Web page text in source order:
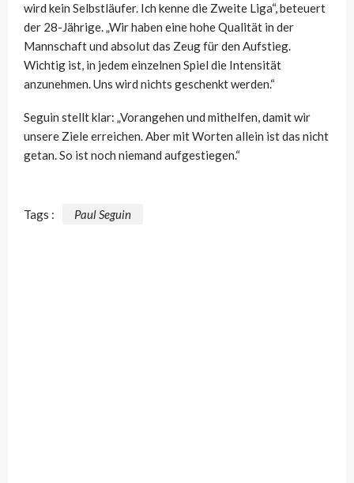
wird kein Selbstläufer. Ich kenne die Zweite Liga“, beteuert
der 28-Jährige. „Wir haben eine hohe Qualität in der
Mannschaft und absolut das Zeug für den Aufstieg.
Wichtig ist, in jedem einzelnen Spiel die Intensität
anzunehmen. Uns wird nichts geschenkt werden.“
Seguin stellt klar: „Vorangehen und mithelfen, damit wir
unsere Ziele erreichen. Aber mit Worten allein ist das nicht
getan. So ist noch niemand aufgestiegen.“
Tags : Paul Seguin